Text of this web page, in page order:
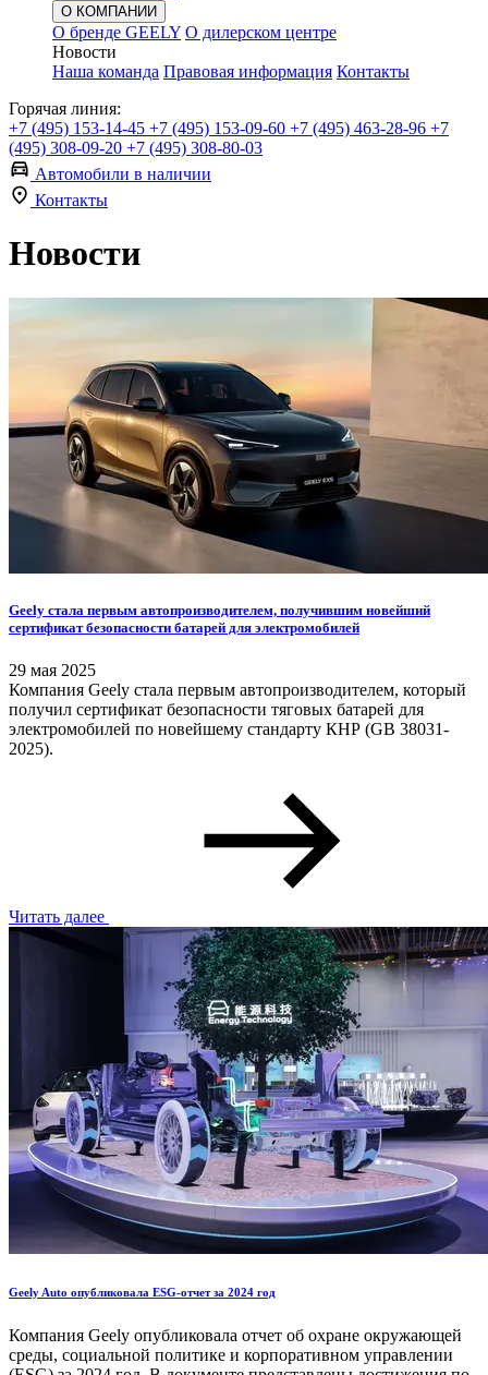
О КОМПАНИИ
О бренде GEELY О дилерском центре
Новости
Наша команда Правовая информация Контакты
Горячая линия:
+7 (495) 153-14-45 +7 (495) 153-09-60 +7 (495) 463-28-96 +7
(495) 308-09-20 +7 (495) 308-80-03
Автомобили в наличии
Контакты
Новости
Geely стала первым автопроизводителем, получившим новейший
сертификат безопасности батарей для электромобилей
29 мая 2025
Компания Geely стала первым автопроизводителем, который
получил сертификат безопасности тяговых батарей для
электромобилей по новейшему стандарту КНР (GB 38031-
2025).
Читать далее
Geely Auto опубликовала ESG-отчет за 2024 год
Компания Geely опубликовала отчет об охране окружающей
среды, социальной политике и корпоративном управлении